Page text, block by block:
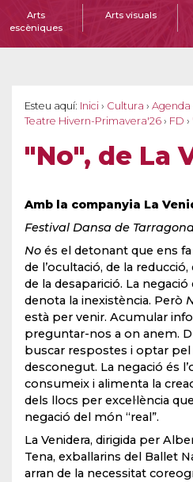
Arts
escèniques
Arts visuals
Esteu aquí: Inici › Cultura › Agenda
Teatre Hivern-Primavera'26 › FD ›
"No", de La
Amb la companyia La
Festival Dansa de
No és el detonant que ens fa
de l’ocultació, de la
de la desaparició. La
denota la inexistència. Però
està per venir. Acumular
preguntar-nos a on anem.
buscar respostes i optar pel
desconegut. La negació és
consumeix i alimenta la
dels llocs per excel·lència
negació del món “real”.
La Venidera, dirigida per
Tena, exballarins del Ballet
arran de la necessitat